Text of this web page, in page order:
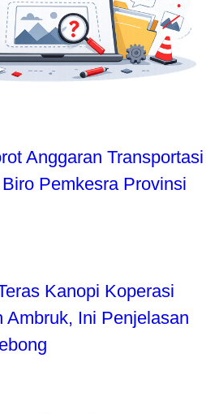
Anggaran Transportasi
Pemkesra Provinsi
Kanopi Koperasi
Ambruk, Ini Penjelasan